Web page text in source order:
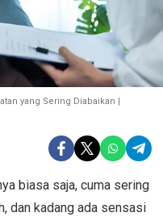
yang Sering Diabaikan |
biasa saja, cuma sering
dan kadang ada sensasi